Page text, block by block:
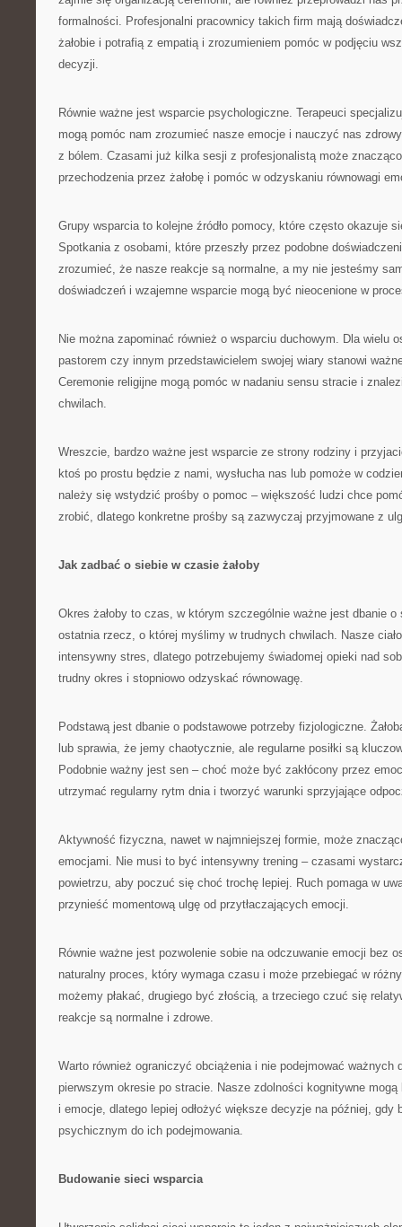
formalności. Profesjonalni pracownicy takich firm mają
żałobie i potrafią z empatią i zrozumieniem pomóc w podjęciu
decyzji.
Równie ważne jest wsparcie psychologiczne. Terapeuci
mogą pomóc nam zrozumieć nasze emocje i nauczyć nas
z bólem. Czasami już kilka sesji z profesjonalistą może znacząco
przechodzenia przez żałobę i pomóc w odzyskaniu równowagi
Grupy wsparcia to kolejne źródło pomocy, które często okazuje
Spotkania z osobami, które przeszły przez podobne
zrozumieć, że nasze reakcje są normalne, a my nie jesteśmy
doświadczeń i wzajemne wsparcie mogą być nieocenione w
Nie można zapominać również o wsparciu duchowym. Dla wielu
pastorem czy innym przedstawicielem swojej wiary stanowi
Ceremonie religijne mogą pomóc w nadaniu sensu stracie i
chwilach.
Wreszcie, bardzo ważne jest wsparcie ze strony rodziny i
ktoś po prostu będzie z nami, wysłucha nas lub pomoże w
należy się wstydzić prośby o pomoc – większość ludzi chce
zrobić, dlatego konkretne prośby są zazwyczaj przyjmowane z
Jak zadbać o siebie w czasie żałoby
Okres żałoby to czas, w którym szczególnie ważne jest dbanie
ostatnia rzecz, o której myślimy w trudnych chwilach. Nasze
intensywny stres, dlatego potrzebujemy świadomej opieki nad
trudny okres i stopniowo odzyskać równowagę.
Podstawą jest dbanie o podstawowe potrzeby fizjologiczne.
lub sprawia, że jemy chaotycznie, ale regularne posiłki są
Podobnie ważny jest sen – choć może być zakłócony przez
utrzymać regularny rytm dnia i tworzyć warunki sprzyjające
Aktywność fizyczna, nawet w najmniejszej formie, może
emocjami. Nie musi to być intensywny trening – czasami
powietrzu, aby poczuć się choć trochę lepiej. Ruch pomaga w
przynieść momentową ulgę od przytłaczających emocji.
Równie ważne jest pozwolenie sobie na odczuwanie emocji bez
naturalny proces, który wymaga czasu i może przebiegać w
możemy płakać, drugiego być złością, a trzeciego czuć się
reakcje są normalne i zdrowe.
Warto również ograniczyć obciążenia i nie podejmować ważnych
pierwszym okresie po stracie. Nasze zdolności kognitywne
i emocje, dlatego lepiej odłożyć większe decyzje na później, gdy
psychicznym do ich podejmowania.
Budowanie sieci wsparcia